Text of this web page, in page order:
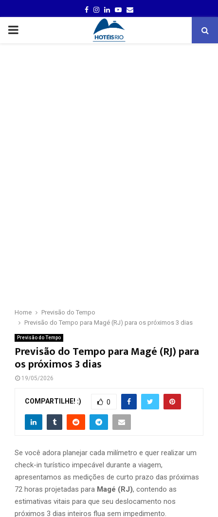
FACEBOOK
INSTAGRAM
LINKEDINYOUTUBE
EMAIL
PRIMARY
Home
Previsão do Tempo
Previsão do Tempo para Magé (RJ) para os próximos 3 dias
Previsão do Tempo
Previsão do Tempo para Magé (RJ) para
os próximos 3 dias
19/05/2026
COMPARTILHE! :) 0
Se você adora planejar cada milímetro e quer realizar um
check-in turístico impecável durante a viagem,
apresentamos as medições de curto prazo das próximas
72 horas projetadas para Magé (RJ), contendo as
estimativas vitais para que seu deslocamento nos
próximos 3 dias inteiros flua sem impedimento.